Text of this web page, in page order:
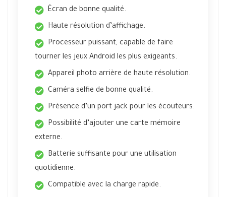
Écran de bonne qualité.
Haute résolution d’affichage.
Processeur puissant, capable de faire
tourner les jeux Android les plus exigeants.
Appareil photo arrière de haute résolution.
Caméra selfie de bonne qualité.
Présence d’un port jack pour les écouteurs.
Possibilité d’ajouter une carte mémoire
externe.
Batterie suffisante pour une utilisation
quotidienne.
Compatible avec la charge rapide.